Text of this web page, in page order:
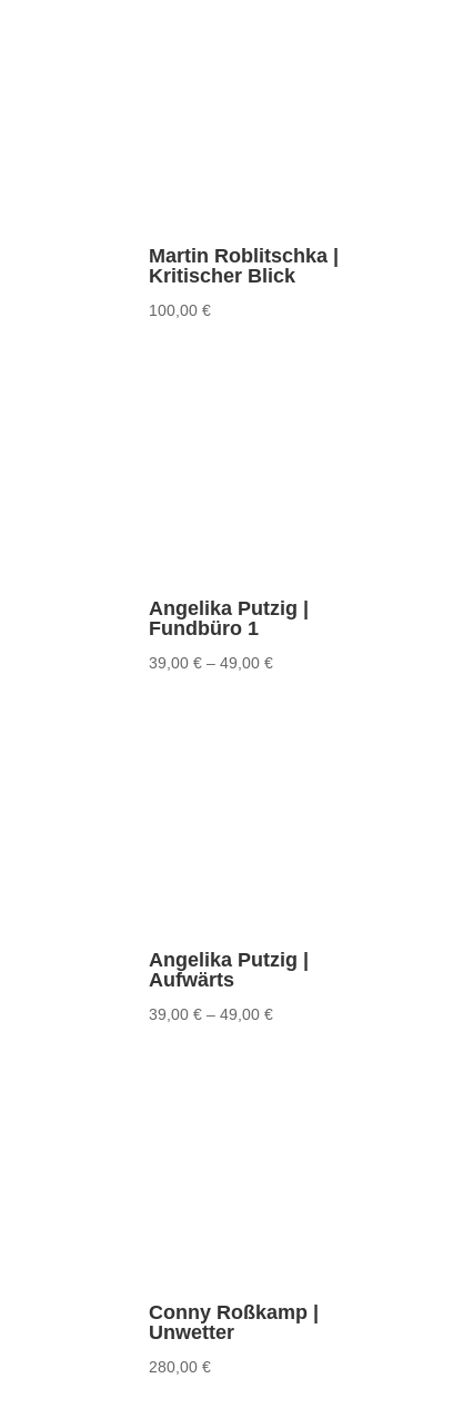
Martin Roblitschka |
Kritischer Blick
100,00€
Angelika Putzig |
Fundbüro 1
39,00€ –49,00€
Angelika Putzig |
Aufwärts
39,00€ –49,00€
Conny Roßkamp |
Unwetter
280,00€